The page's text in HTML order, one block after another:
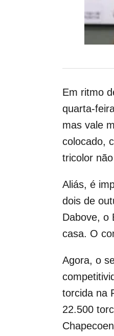
Em ritmo
quarta-
mas vale
colocado,
tricolor
Aliás, é
dois de
Dabove, o
casa. O
Agora, o
torcida na
22.500